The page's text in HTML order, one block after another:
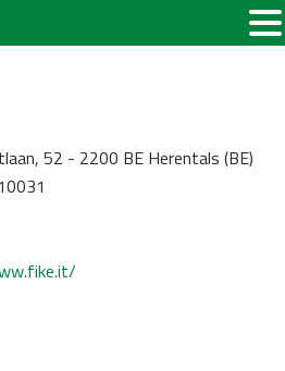
52 - 2200 BE Herentals (BE)